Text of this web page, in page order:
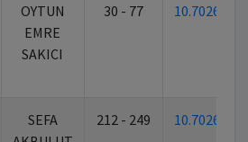
OYTUN
EMRE
SAKICI
30 - 77 10.70269/
SEFA
212 - 249 10.70269/